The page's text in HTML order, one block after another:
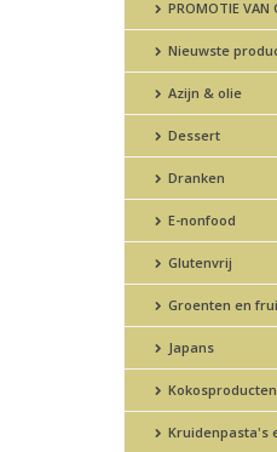
PROMOTIE VAN
Nieuwste
Azijn & olie
Dessert
Dranken
E-nonfood
Glutenvrij
Groenten en
Japans
Kokosproducten
Kruidenpasta's